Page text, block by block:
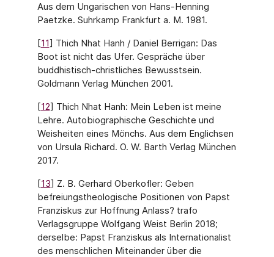
Aus dem Ungarischen von Hans-Henning
Paetzke. Suhrkamp Frankfurt a. M. 1981.
[11] Thich Nhat Hanh / Daniel Berrigan: Das
Boot ist nicht das Ufer. Gespräche über
buddhistisch-christliches Bewusstsein.
Goldmann Verlag München 2001.
[12] Thich Nhat Hanh: Mein Leben ist meine
Lehre. Autobiographische Geschichte und
Weisheiten eines Mönchs. Aus dem Englichsen
von Ursula Richard. O. W. Barth Verlag München
2017.
[13] Z. B. Gerhard Oberkofler: Geben
befreiungstheologische Positionen von Papst
Franziskus zur Hoffnung Anlass? trafo
Verlagsgruppe Wolfgang Weist Berlin 2018;
derselbe: Papst Franziskus als Internationalist
des menschlichen Miteinander über die